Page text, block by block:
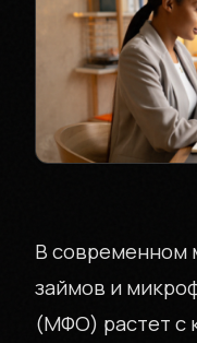
В современном
займов и
(МФО) растет с